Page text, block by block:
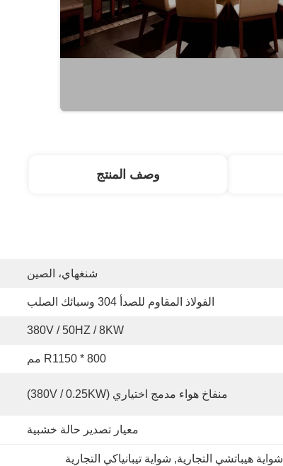
وصف المنتج
شنغهاي، الصين
الفولاذ المقاوم للصدأ 304 وسبائك الصلب
380V / 50HZ / 8KW
R1150 * 800 مم
منفاخ هواء مدمج اختياري (380V / 0.25KW)
معيار تصدير حالة خشبية
شواية هيباتشي التجارية, شواية تيبانياكي التجارية